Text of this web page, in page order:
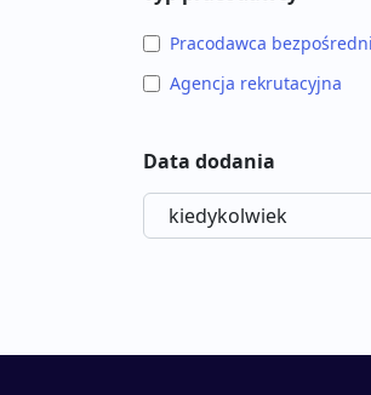
Pracodawca bezpośredni
Agencja rekrutacyjna
Data dodania